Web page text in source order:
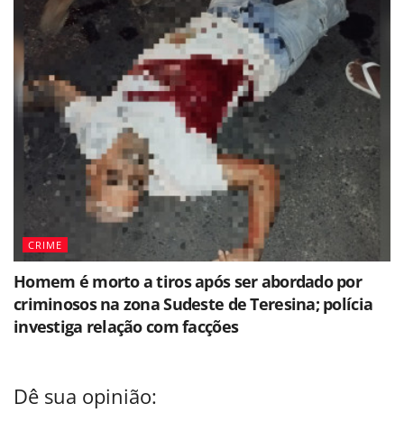
CRIME
Homem é morto a tiros após ser abordado por
criminosos na zona Sudeste de Teresina; polícia
investiga relação com facções
Dê sua opinião: